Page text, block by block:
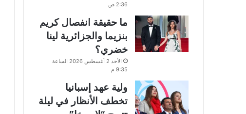
2:36 ص
ما حقيقة انفصال كريم
بنزيما والجزائرية لينا
خضري؟
الأحد 2 أغسطس 2026 الساعة
9:35 م
ولية عهد إسبانيا
تخطف الأنظار في ليلة